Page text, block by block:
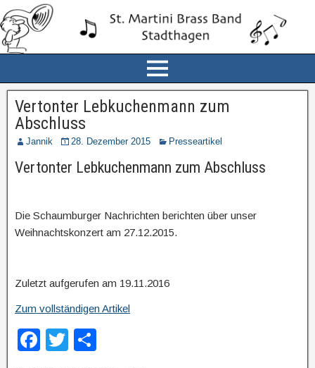
Vertonter Lebkuchenmann zum
Abschluss
Jannik 28. Dezember 2015 Presseartikel
Vertonter Lebkuchenmann zum Abschluss
Die Schaumburger Nachrichten berichten über unser
Weihnachtskonzert am 27.12.2015.
Zuletzt aufgerufen am 19.11.2016
Zum vollständigen Artikel
F
T